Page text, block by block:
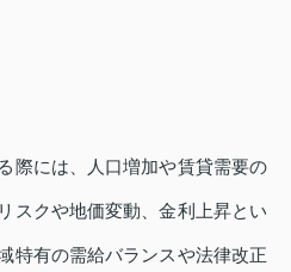
際には、人口増加や賃貸需要の
スクや地価変動、金利上昇とい
特有の需給バランスや法律改正